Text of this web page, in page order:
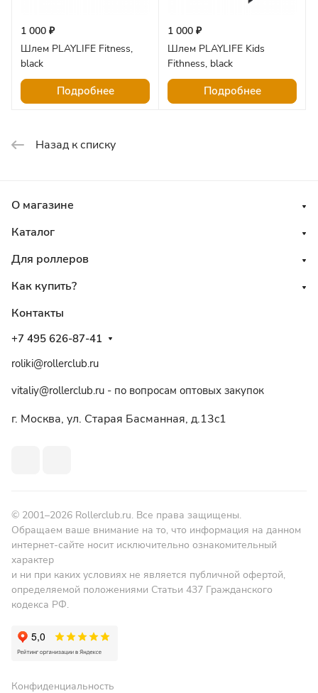
1 000 ₽
Шлем PLAYLIFE Fitness,
black
Подробнее
1 000 ₽
Шлем PLAYLIFE Kids
Fithness, black
Подробнее
Назад к списку
О магазине
Каталог
Для роллеров
Как купить?
Контакты
+7 495 626-87-41
roliki@rollerclub.ru
vitaliy@rollerclub.ru - по вопросам оптовых закупок
г. Москва, ул. Старая Басманная, д.13c1
© 2001–2026 Rollerclub.ru. Все права защищены.
Обращаем ваше внимание на то, что информация на данном
интернет-сайте носит исключительно ознакомительный
характер
и ни при каких условиях не является публичной офертой,
определяемой положениями Статьи 437 Гражданского
кодекса РФ.
Конфиденциальность